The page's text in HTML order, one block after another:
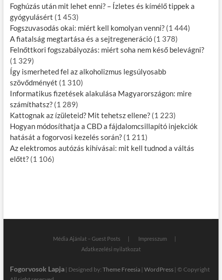
Foghúzás után mit lehet enni? – Ízletes és kímélő tippek a
gyógyulásért (1 453)
Fogszuvasodás okai: miért kell komolyan venni? (1 444)
A fiatalság megtartása és a sejtregeneráció (1 378)
Felnőttkori fogszabályozás: miért soha nem késő belevágni?
(1 329)
Így ismerheted fel az alkoholizmus legsúlyosabb
szövődményét (1 310)
Informatikus fizetések alakulása Magyarországon: mire
számíthatsz? (1 289)
Kattognak az ízületeid? Mit tehetsz ellene? (1 223)
Hogyan módosíthatja a CBD a fájdalomcsillapító injekciók
hatását a fogorvosi kezelés során? (1 211)
Az elektromos autózás kihívásai: mit kell tudnod a váltás
előtt? (1 106)
Média Ajánlat – Guest Posts
Impresszum
Adatkezelési nyilatkozat
Fogorvosok Lapja| Designed by: Theme Freesia| WordPress| © Copyright